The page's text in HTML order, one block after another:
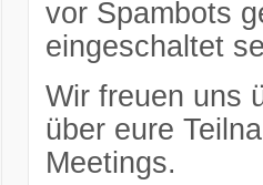
vor Spambots
eingeschaltet
Wir freuen uns
über eure
Meetings.